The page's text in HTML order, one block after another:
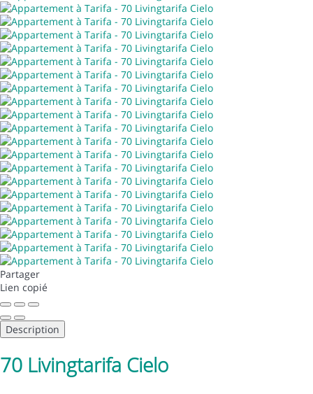
Partager
Lien copié
Description
70 Livingtarifa Cielo